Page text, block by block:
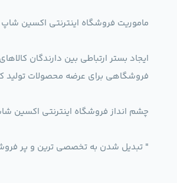
ماموریت فروشگاه اینترنتی اکسین
ایجاد بستر ارتباطی بین دارندگان
فروشگاهی برای عرضه محصولات
چشم انداز فروشگاه اینترنتی اکسین
" تبدیل شدن به تخصصی ترین و پر